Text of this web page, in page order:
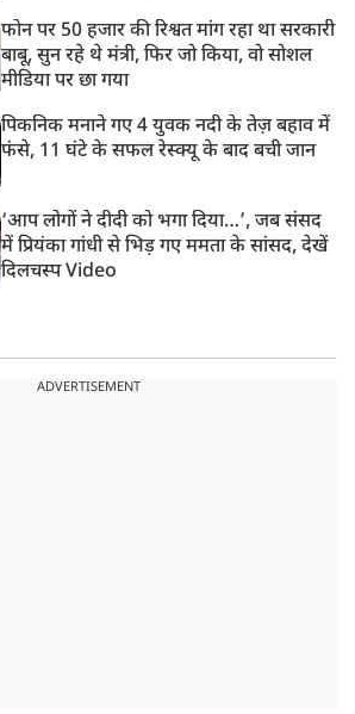
फोन पर 50 हजार की रिश्वत मांग रहा था सरकारी
बाबू, सुन रहे थे मंत्री, फिर जो किया, वो सोशल
मीडिया पर छा गया
पिकनिक मनाने गए 4 युवक नदी के तेज़ बहाव में
फंसे, 11 घंटे के सफल रेस्क्यू के बाद बची जान
‘आप लोगों ने दीदी को भगा दिया…’, जब संसद
में प्रियंका गांधी से भिड़ गए ममता के सांसद, देखें
दिलचस्प Video
ADVERTISEMENT